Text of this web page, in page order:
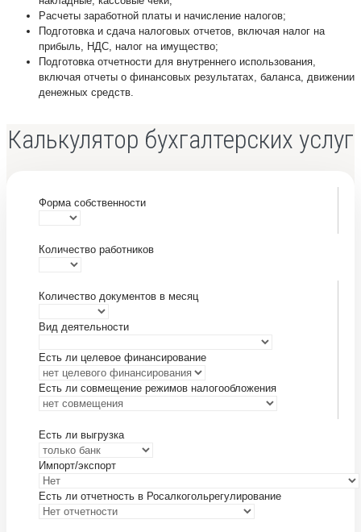
Расчеты заработной платы и начисление налогов;
Подготовка и сдача налоговых отчетов, включая налог на
прибыль, НДС, налог на имущество;
Подготовка отчетности для внутреннего использования,
включая отчеты о финансовых результатах, баланса, движении
денежных средств.
Калькулятор бухгалтерских услуг
Форма собственности
Количество работников
Количество документов в месяц
Вид деятельности
Есть ли целевое финансирование
Есть ли совмещение режимов налогообложения
Есть ли выгрузка
Импорт/экспорт
Есть ли отчетность в Росалкогольрегулирование